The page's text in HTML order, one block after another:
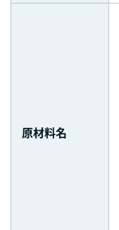
原材料名